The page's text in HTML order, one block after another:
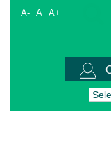
A- A A+